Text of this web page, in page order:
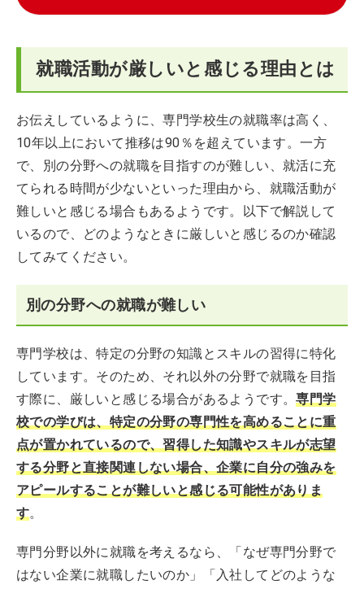
就職活動が厳しいと感じる理由とは
お伝えしているように、専門学校生の就職率は高く、
10年以上において推移は90％を超えています。一方
で、別の分野への就職を目指すのが難しい、就活に充
てられる時間が少ないといった理由から、就職活動が
難しいと感じる場合もあるようです。以下で解説して
いるので、どのようなときに厳しいと感じるのか確認
してみてください。
別の分野への就職が難しい
専門学校は、特定の分野の知識とスキルの習得に特化
しています。そのため、それ以外の分野で就職を目指
す際に、厳しいと感じる場合があるようです。専門学
校での学びは、特定の分野の専門性を高めることに重
点が置かれているので、習得した知識やスキルが志望
する分野と直接関連しない場合、企業に自分の強みを
アピールすることが難しいと感じる可能性がありま
す。
専門分野以外に就職を考えるなら、「なぜ専門分野で
はない企業に就職したいのか」「入社してどのような